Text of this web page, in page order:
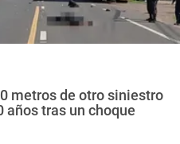
metros de otro siniestro
años tras un choque